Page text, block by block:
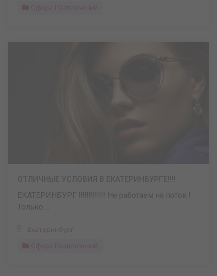
Сфера Развлечений
ЕКАТЕРИНБУРГ ‼️‼️‼️‼️‼️‼️‼️ Не работаем на поток !
Только ...
Екатеринбург
Сфера Развлечений